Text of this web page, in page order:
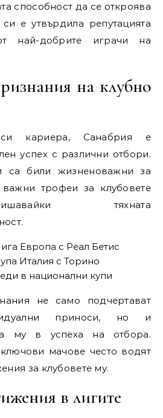
способност да се откроява
е утвърдила репутацията
най-добрите играчи на
на клубно
кариера, Санабрия е
успех с различни отбори.
са били жизненоважни за
важни трофеи за клубовете
тяхната
Европа с Реал Бетис
Италия с Торино
в национални купи
не само подчертават
приноси, но и
му в успеха на отбора.
мачове често водят
за клубовете му.
в лигите